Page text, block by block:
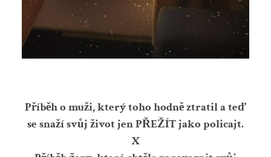
Příběh o muži, který toho hodně ztratil a teď
se snaží svůj život jen PŘEŽÍT jako policajt.
X